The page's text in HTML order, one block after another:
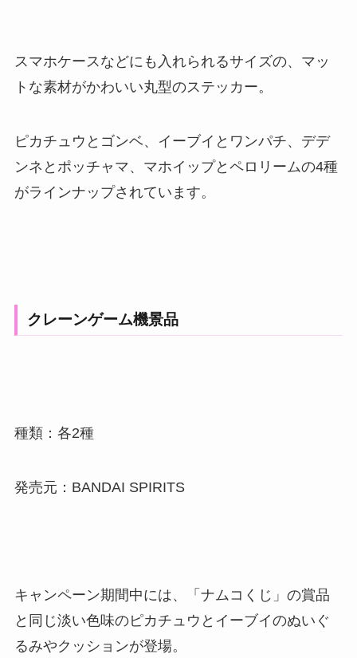
スマホケースなどにも入れられるサイズの、マッ
トな素材がかわいい丸型のステッカー。
ピカチュウとゴンベ、イーブイとワンパチ、デデ
ンネとポッチャマ、マホイップとペロリームの4種
がラインナップされています。
クレーンゲーム機景品
種類：各2種
発売元：BANDAI SPIRITS
キャンペーン期間中には、「ナムコくじ」の賞品
と同じ淡い色味のピカチュウとイーブイのぬいぐ
るみやクッションが登場。